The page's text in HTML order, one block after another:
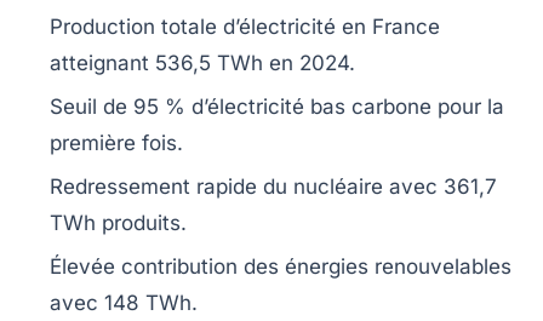
Production totale d’électricité en France
atteignant 536,5 TWh en 2024.
Seuil de 95 % d’électricité bas carbone pour la
première fois.
Redressement rapide du nucléaire avec 361,7
TWh produits.
Élevée contribution des énergies renouvelables
avec 148 TWh.